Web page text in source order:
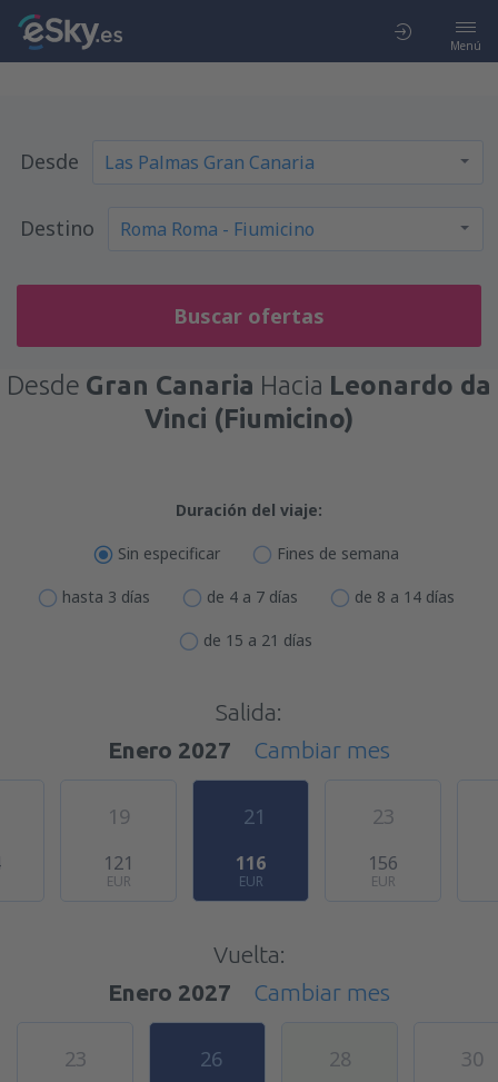
Menú
Desde
Destino
Buscar ofertas
Desde Gran Canaria Hacia Leonardo da
Vinci (Fiumicino)
Duración del viaje:
Sin especificar Fines de semana
hasta 3 días de 4 a 7 días de 8 a 14 días
de 15 a 21 días
Salida:
Enero 2027
Cambiar mes
19
121
EUR
21
116
EUR
23
156
EUR
Vuelta:
Enero 2027
Cambiar mes
23 26 28 30